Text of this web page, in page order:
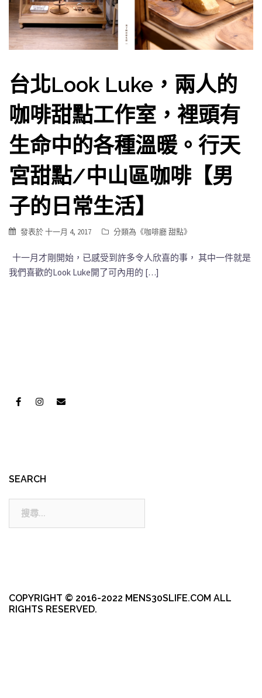
台北Look Luke，兩人的
咖啡甜點工作室，裡頭有
生命中的各種溫暖。行天
宮甜點/中山區咖啡【男
子的日常生活】
發表於十一月 4, 2017 分類為《咖啡廳 甜點》
十一月才剛開始，已感受到許多令人欣喜的事， 其中一件就是
我們喜歡的Look Luke開了可內用的 […]
SEARCH
COPYRIGHT © 2016-2022 MENS30SLIFE.COM ALL
RIGHTS RESERVED.